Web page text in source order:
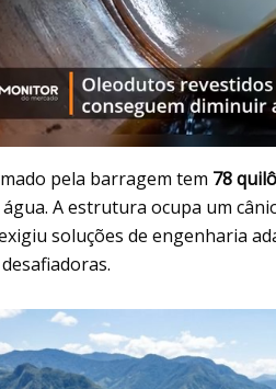
pela barragem tem 78
água. A estrutura ocupa um
soluções de engenharia